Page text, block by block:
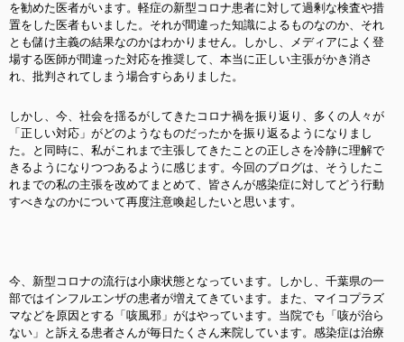
を勧めた医者がいます。軽症の新型コロナ患者に対して過剰な検査や措
置をした医者もいました。それが間違った知識によるものなのか、それ
とも儲け主義の結果なのかはわかりません。しかし、メディアによく登
場する医師が間違った対応を推奨して、本当に正しい主張がかき消さ
れ、批判されてしまう場合すらありました。
しかし、今、社会を揺るがしてきたコロナ禍を振り返り、多くの人々が
「正しい対応」がどのようなものだったかを振り返るようになりまし
た。と同時に、私がこれまで主張してきたことの正しさを冷静に理解で
きるようになりつつあるように感じます。今回のブログは、そうしたこ
れまでの私の主張を改めてまとめて、皆さんが感染症に対してどう行動
すべきなのかについて再度注意喚起したいと思います。
今、新型コロナの流行は小康状態となっています。しかし、千葉県の一
部ではインフルエンザの患者が増えてきています。また、マイコプラズ
マなどを原因とする「咳風邪」がはやっています。当院でも「咳が治ら
ない」と訴える患者さんが毎日たくさん来院しています。感染症は治療